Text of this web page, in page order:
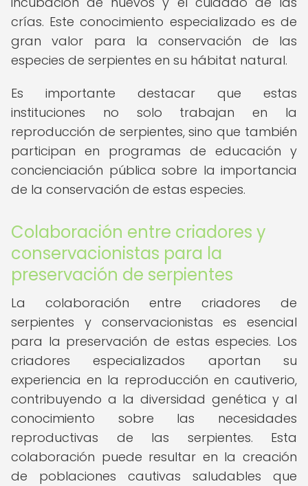
crías. Este conocimiento especializado es de
gran valor para la conservación de las
especies de serpientes en su hábitat natural.
Es importante destacar que estas
instituciones no solo trabajan en la
reproducción de serpientes, sino que también
participan en programas de educación y
concienciación pública sobre la importancia
de la conservación de estas especies.
Colaboración entre criadores y
conservacionistas para la
preservación de serpientes
La colaboración entre criadores de
serpientes y conservacionistas es esencial
para la preservación de estas especies. Los
criadores especializados aportan su
experiencia en la reproducción en cautiverio,
contribuyendo a la diversidad genética y al
conocimiento sobre las necesidades
reproductivas de las serpientes. Esta
colaboración puede resultar en la creación
de poblaciones cautivas saludables que